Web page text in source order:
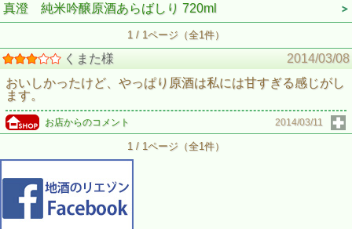
真澄 純米吟醸原酒あらばしり 720ml
1 / 1ページ（全1件）
くまた様
2014/03/08
おいしかったけど、やっぱり原酒は私には甘すぎる感じがし
ます。
お店からのコメント 2014/03/11
1 / 1ページ（全1件）